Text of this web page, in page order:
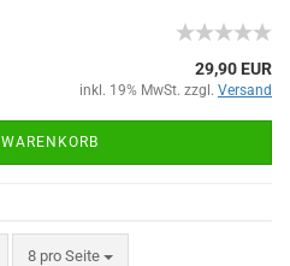
29,90 EUR
inkl. 19% MwSt. zzgl. Versand
8 pro Seite